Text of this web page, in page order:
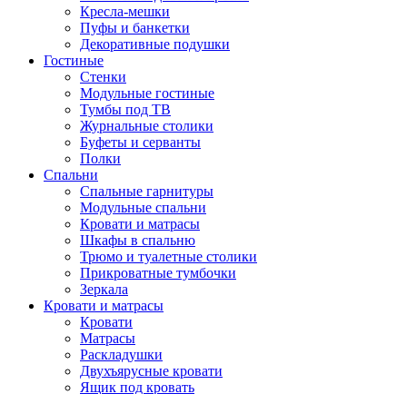
Кресла-мешки
Пуфы и банкетки
Декоративные подушки
Гостиные
Стенки
Модульные гостиные
Тумбы под ТВ
Журнальные столики
Буфеты и серванты
Полки
Спальни
Спальные гарнитуры
Модульные спальни
Кровати и матрасы
Шкафы в спальню
Трюмо и туалетные столики
Прикроватные тумбочки
Зеркала
Кровати и матрасы
Кровати
Матрасы
Раскладушки
Двухъярусные кровати
Ящик под кровать